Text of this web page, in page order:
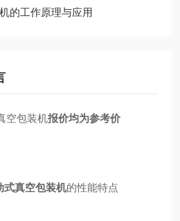
的工作原理与应用
空包装机报价均为参考价
式真空包装机的性能特点